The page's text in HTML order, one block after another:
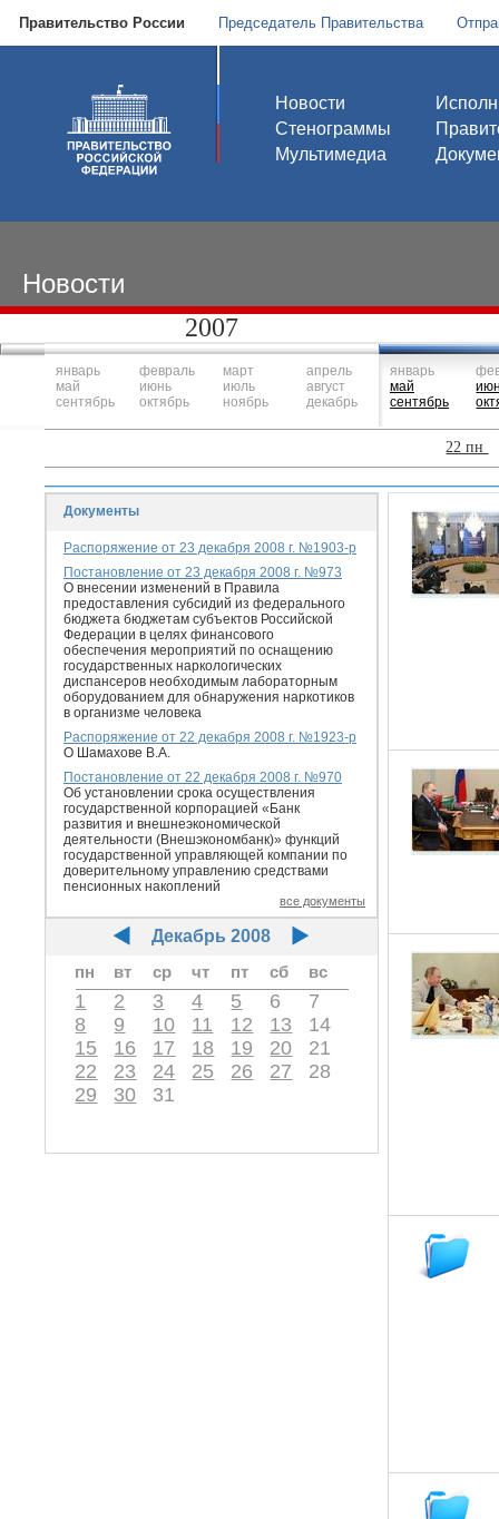
Правительство России Председатель Правительства
Новости
Стенограммы
Мультимедиа
Новости
2007
январь
май
сентябрь
февраль
июнь
октябрь
март
июль
ноябрь
апрель
август
декабрь
январь
май
сентябрь
22 пн
Документы
Распоряжение от 23 декабря 2008 г. №1903-р
Постановление от 23 декабря 2008 г. №973
О внесении изменений в Правила
предоставления субсидий из федерального
бюджета бюджетам субъектов Российской
Федерации в целях финансового
обеспечения мероприятий по оснащению
государственных наркологических
диспансеров необходимым лабораторным
оборудованием для обнаружения наркотиков
в организме человека
Распоряжение от 22 декабря 2008 г. №1923-р
О Шамахове В.А.
Постановление от 22 декабря 2008 г. №970
Об установлении срока осуществления
государственной корпорацией «Банк
развития и внешнеэкономической
деятельности (Внешэкономбанк)» функций
государственной управляющей компании по
доверительному управлению средствами
пенсионных накоплений
все документы
Декабрь 2008
пн
вт ср чт пт сб вс
1 2 3 4 5 6
7
8
9 10 11 12 13
14
15
16 17 18 19 20
21
22
23 24 25 26 27
28
29
30 31